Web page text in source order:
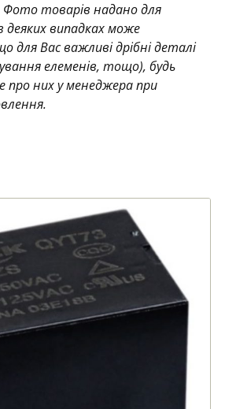
Фото товарів надано для
деяких випадках може
для Вас важливі дрібні деталі
елеменів, тощо), будь
про них у менеджера при